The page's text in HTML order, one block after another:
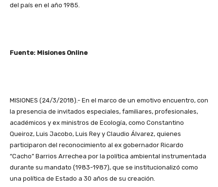
del país en el año 1985.
Fuente: Misiones Online
MISIONES (24/3/2018).- En el marco de un emotivo encuentro, con
la presencia de invitados especiales, familiares, profesionales,
académicos y ex ministros de Ecología, como Constantino
Queiroz, Luis Jacobo, Luis Rey y Claudio Álvarez, quienes
participaron del reconocimiento al ex gobernador Ricardo
“Cacho” Barrios Arrechea por la política ambiental instrumentada
durante su mandato (1983-1987), que se institucionalizó como
una política de Estado a 30 años de su creación.